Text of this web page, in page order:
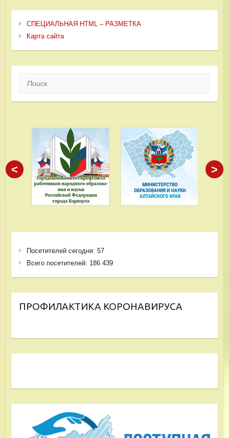
СПЕЦИАЛЬНАЯ HTML – РАЗМЕТКА
Карта сайта
Поиск
< >
Посетителей сегодня: 57
Всего посетителей: 186 439
ПРОФИЛАКТИКА КОРОНАВИРУСА